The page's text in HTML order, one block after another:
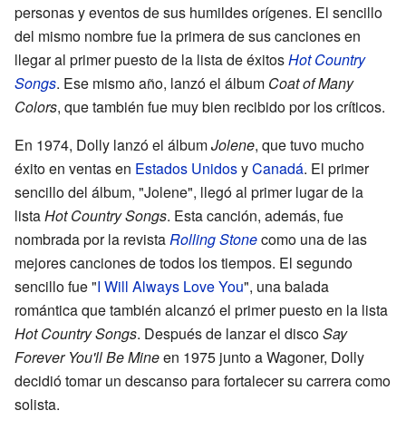
personas y eventos de sus humildes orígenes. El sencillo
del mismo nombre fue la primera de sus canciones en
llegar al primer puesto de la lista de éxitosHot Country
Songs. Ese mismo año, lanzó el álbum Coat of Many
Colors, que también fue muy bien recibido por los críticos.
En 1974, Dolly lanzó el álbumJolene, que tuvo mucho
éxito en ventas en Estados UnidosyCanadá. El primer
sencillo del álbum, "Jolene", llegó al primer lugar de la
listaHot Country Songs. Esta canción, además, fue
nombrada por la revistaRolling Stonecomo una de las
mejores canciones de todos los tiempos. El segundo
sencillo fue "I Will Always Love You", una balada
romántica que también alcanzó el primer puesto en la lista
Hot Country Songs. Después de lanzar el discoSay
Forever You'll Be Mineen 1975 junto a Wagoner, Dolly
decidió tomar un descanso para fortalecer su carrera como
solista.